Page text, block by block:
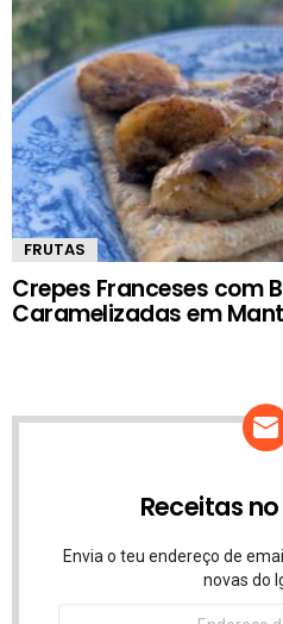
FRUTAS
Crepes Franceses com
Caramelizadas em
Receitas
Envia o teu endereço de
novas do
Endereço